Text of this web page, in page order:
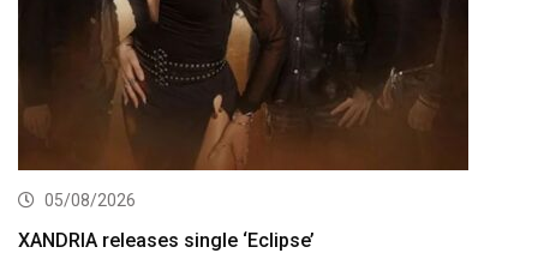
05/08/2026
XANDRIA releases single ‘Eclipse’